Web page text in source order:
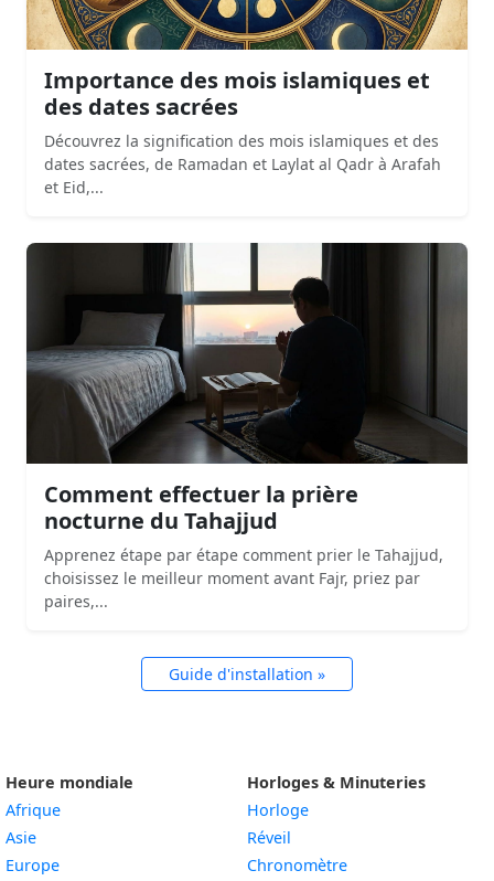
Importance des mois islamiques et
des dates sacrées
Découvrez la signification des mois islamiques et des
dates sacrées, de Ramadan et Laylat al Qadr à Arafah
et Eid,...
Comment effectuer la prière
nocturne du Tahajjud
Apprenez étape par étape comment prier le Tahajjud,
choisissez le meilleur moment avant Fajr, priez par
paires,...
Guide d'installation »
Heure mondiale
Afrique
Asie
Europe
Horloges & Minuteries
Horloge
Réveil
Chronomètre